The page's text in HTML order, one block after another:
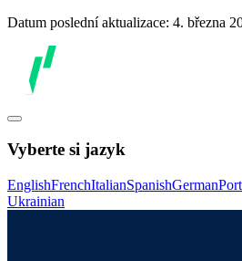
Datum poslední aktualizace: 4. března
Vyberte si jazyk
EnglishFrenchItalianSpanishGerman
Ukrainian